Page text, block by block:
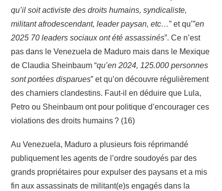
qu’il soit activiste des droits humains, syndicaliste,
militant afrodescendant, leader paysan, etc…” et qu’”en
2025 70 leaders sociaux ont été assassinés”. Ce n’est
pas dans le Venezuela de Maduro mais dans le Mexique
de Claudia Sheinbaum “qu’en 2024, 125.000 personnes
sont portées disparues” et qu’on découvre régulièrement
des charniers clandestins. Faut-il en déduire que Lula,
Petro ou Sheinbaum ont pour politique d’encourager ces
violations des droits humains ? (16)
Au Venezuela, Maduro a plusieurs fois réprimandé
publiquement les agents de l’ordre soudoyés par des
grands propriétaires pour expulser des paysans et a mis
fin aux assassinats de militant(e)s engagés dans la